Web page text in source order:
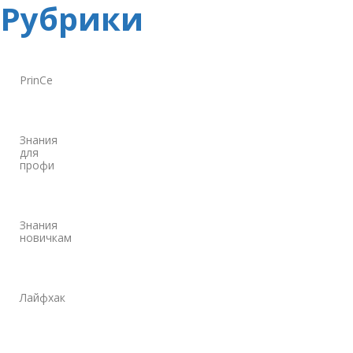
Рубрики
PrinCe
Знания
для
профи
Знания
новичкам
Лайфхак